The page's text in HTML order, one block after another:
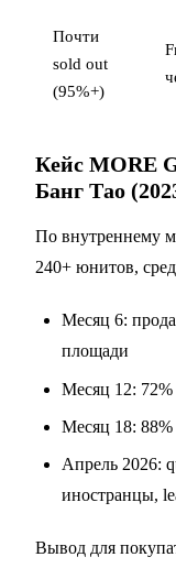
Почти
sold out
(95%+)
Кейс MORE
Банг Тао
По внутреннему
240+ юнитов,
Месяц 6:
площади
Месяц 12: 72%
Месяц 18: 88%
Апрель 2026:
иностранцы,
Вывод для